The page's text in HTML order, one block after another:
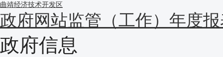
曲靖经济技术开发区
政府网站监管（工作）年度
政府信息